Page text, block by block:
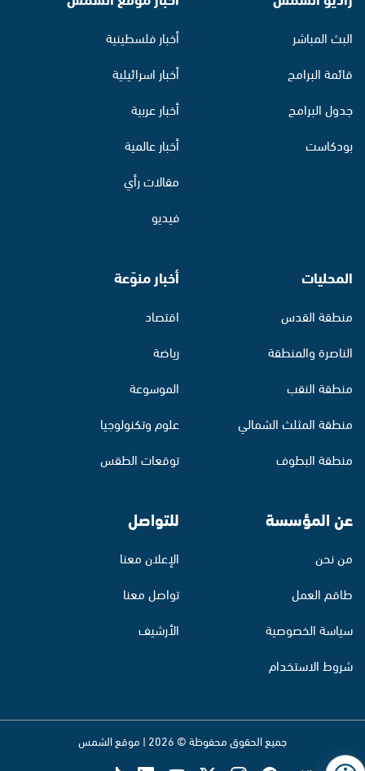
البث المباشر
قائمة البرامج
جدول البرامج
بودكاست
أخبار فلسطينية
أخبار اسرائيلية
أخبار عربية
أخبار عالمية
مقالات رأي
فيديو
المحليات
منطقة القدس
الناصرة والمنطقة
منطقة النقب
منطقة المثلث الشمالي
منطقة البطوف
أخبار منوّعة
اقتصاد
رياضة
الموسوعة
علوم وتكنولوجيا
توقعات الطقس
عن المؤسسة
من نحن
طاقم العمل
سياسة الخصوصية
شروط الاستخدام
للتواصل
الإعلان معنا
تواصل معنا
الأرشيف
جميع الحقوق محفوظة © 2026 | موقع الشمس